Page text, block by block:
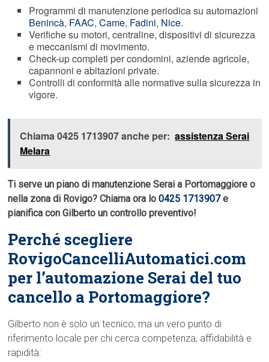
Programmi di manutenzione periodica su automazioni
Benincà, FAAC,Came, Fadini, Nice.
Verifiche su motori, centraline, dispositivi di sicurezza
e meccanismi di movimento.
Check-up completi per condomini, aziende agricole,
capannoni e abitazioni private.
Controlli di conformità alle normative sulla sicurezza in
vigore.
Chiama 0425 1713907 anche per: assistenza Serai
Melara
Ti serve un piano di manutenzione Serai a Portomaggiore o
nella zona di Rovigo? Chiama ora lo0425 1713907e
pianifica con Gilberto un controllo preventivo!
Perché scegliere
RovigoCancelliAutomatici.com
per l’automazione Serai del tuo
cancello a Portomaggiore?
Gilberto non è solo un tecnico, ma un vero punto di
riferimento locale per chi cerca competenza, affidabilità e
rapidità: